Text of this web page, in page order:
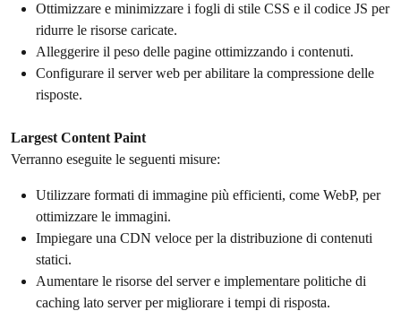
Ottimizzare e minimizzare i fogli di stile CSS e il codice JS per
ridurre le risorse caricate.
Alleggerire il peso delle pagine ottimizzando i contenuti.
Configurare il server web per abilitare la compressione delle
risposte.
Largest Content Paint
Verranno eseguite le seguenti misure:
Utilizzare formati di immagine più efficienti, come WebP, per
ottimizzare le immagini.
Impiegare una CDN veloce per la distribuzione di contenuti
statici.
Aumentare le risorse del server e implementare politiche di
caching lato server per migliorare i tempi di risposta.